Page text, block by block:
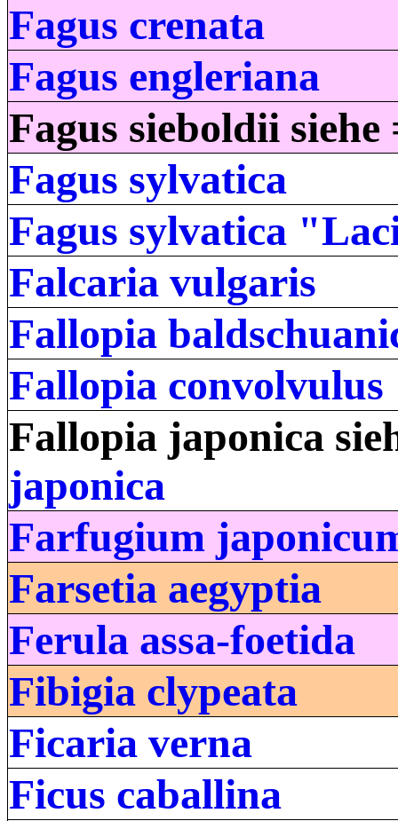
Fagus crenata
Fagus engleriana
Fagus sieboldii
Fagus sylvatica
Fagus sylvatica
Falcaria vulgaris
Fallopia
Fallopia convolvulus
Fallopia japonica
japonica
Farfugium
Farsetia aegyptia
Ferula assa-foetida
Fibigia clypeata
Ficaria verna
Ficus caballina